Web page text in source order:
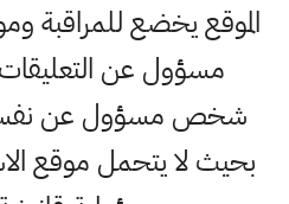
يخضع للمراقبة وموقع
عن التعليقات على
عن نفسه عند
يتحمل موقع الاستاذ